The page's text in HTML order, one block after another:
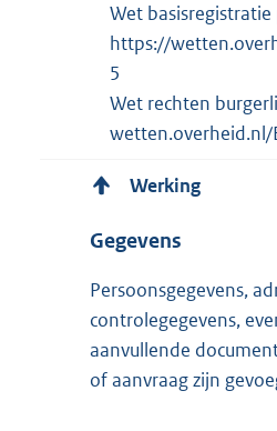
Wet
https://
5
Wet rechten
wetten.overheid.nl/
Werking
Gegevens
Persoonsgegevens,
controlegegevens,
aanvullende
of aanvraag zijn